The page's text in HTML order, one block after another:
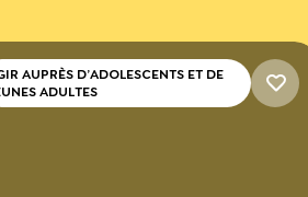
AUPRÈS D’ADOLESCENTS ET DE
ADULTES